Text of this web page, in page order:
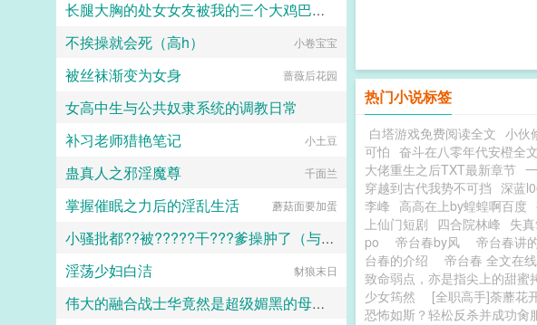
热门小说标签
白塔游戏免费阅读全文 小伙
可怕 奋斗在八零年代安橙全
大佬重生之后TXT最新章节
穿越到古代我势不可挡 深蓝
李峰 高高在上by蝗蝗啊百度
上仙门短剧 四合院林峰 失
po
帝台春by风 帝台春讲
台春的介绍
帝台春 全文在
致命弱点，亦是指尖上的甜蜜
少女筠然
[全职高手]荼蘼花
恐怖如斯？轻松反杀并成功肏
心。 于是胡婕妤的目光落在
明远帝记得毓秀宫中，有个小宫女格
姿，令人生怜。笑时眉如弯月，尤其
情的梨涡，似盈满了两汪春水，婉转
心。 直到红烛金帐中，明远
上，也有两个盈满春水的涡。 几
宫女受了极大的委屈，杏眼泪濛濛，
意养得圆润的玉肌上，是青紫骇人的
极。 小宫女却伸出一双柔荑，勾
愿陛下为难。 哄得明远帝心肝都
长腿大胸的处女女友被我的三个大鸡巴室友轮番调教，狠狠灌精直到怀孕
158330
不挨操就会死（高h） 小卷宝宝
被丝袜渐变为女身 蔷薇后花园
女高中生与公共奴隶系统的调教日常
喵不可言
补习老师猎艳笔记 小土豆
蛊真人之邪淫魔尊 千面兰
掌握催眠之力后的淫乱生活 蘑菇面要加蛋
小骚批都??被?????干???爹操肿了（与狼共枕）
百无禁忌
淫荡少妇白洁 豺狼末日
伟大的融合战士华竟然是超级媚黑的母猪便器这件事